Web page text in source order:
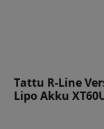
Tattu R-Line
Lipo Akku